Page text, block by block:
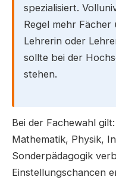
spezialisiert.
Regel mehr
Lehrerin oder
sollte bei der
stehen.
Bei der Fachewahl
Mathematik, Physik,
Sonderpädagogik
Einstellungschancen